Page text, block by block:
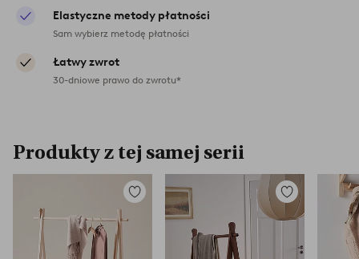
Elastyczne metody płatności
Sam wybierz metodę płatności
Łatwy zwrot
30-dniowe prawo do zwrotu*
Produkty z tej samej serii
Dodaj
ulubionych
Dodaj
ulubionych